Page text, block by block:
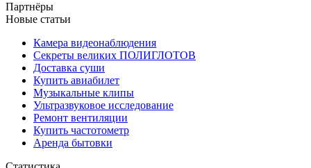
Партнёры
Новые статьи
Камера видеонаблюдения
Секреты великих ПОЛИГЛОТОВ
Доставка суши
Купить авиабилет
Музыкальные клипы
Ультразвуковое исследование
Ремонт вентиляции
Купить частотометр
Аренда бытовки